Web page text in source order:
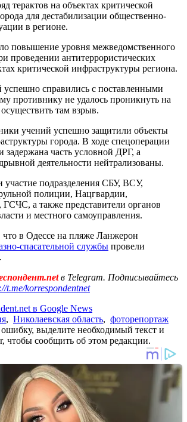
терактов на объектах критической
для дестабилизации общественно-
в регионе.
повышение уровня межведомственного
проведении антитеррористических
критической инфраструктуры региона.
справились с поставленными
противнику не удалось проникнуть на
там взрыв.
учений успешно защитили объекты
города. В ходе спецоперации
задержана часть условной ДРГ, а
деятельности нейтрализованы.
участие подразделения СБУ, ВСУ,
полиции, Нацгвардии,
а также представители органов
и местного самоуправления.
что в Одессе на пляже Ланжерон
спасательной службы провели
в Telegram. Подписывайтесь
t.me/korrespondentnet
в Google News
, Николаевская область, фоторепортаж
выделите необходимый текст и
чтобы сообщить об этом редакции.